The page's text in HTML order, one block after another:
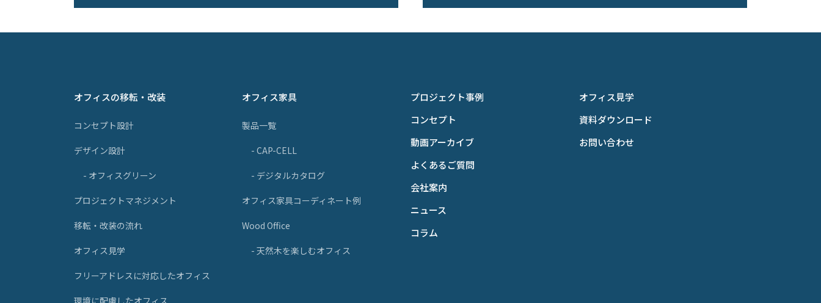
オフィスの移転・改装
コンセプト設計
デザイン設計
- オフィスグリーン
プロジェクトマネジメント
移転・改装の流れ
オフィス見学
フリーアドレスに対応したオフィス
環境に配慮したオフィス
オフィス家具
製品一覧
- CAP-CELL
- デジタルカタログ
オフィス家具コーディネート例
Wood Office
- 天然木を楽しむオフィス
プロジェクト事例
コンセプト
動画アーカイブ
よくあるご質問
会社案内
ニュース
コラム
オフィス見学
資料ダウンロード
お問い合わせ